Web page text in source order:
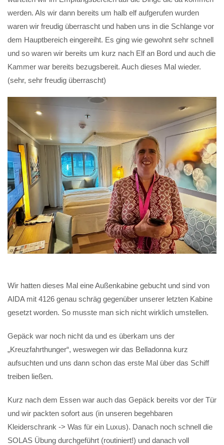
werden. Als wir dann bereits um halb elf aufgerufen wurden
waren wir freudig überrascht und haben uns in die Schlange vor
dem Hauptbereich eingereiht. Es ging wie gewohnt sehr schnell
und so waren wir bereits um kurz nach Elf an Bord und auch die
Kammer war bereits bezugsbereit. Auch dieses Mal wieder.
(sehr, sehr freudig überrascht)
Wir hatten dieses Mal eine Außenkabine gebucht und sind von
AIDA mit 4126 genau schräg gegenüber unserer letzten Kabine
gesetzt worden. So musste man sich nicht wirklich umstellen.
Gepäck war noch nicht da und es überkam uns der
„Kreuzfahrthunger“, weswegen wir das Belladonna kurz
aufsuchten und uns dann schon das erste Mal über das Schiff
treiben ließen.
Kurz nach dem Essen war auch das Gepäck bereits vor der Tür
und wir packten sofort aus (in unseren begehbaren
Kleiderschrank -> Was für ein Luxus). Danach noch schnell die
SOLAS Übung durchgeführt (routiniert!) und danach voll